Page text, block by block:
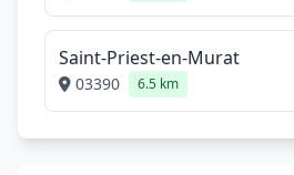
Saint-Priest-en-Murat
03390 6.5 km